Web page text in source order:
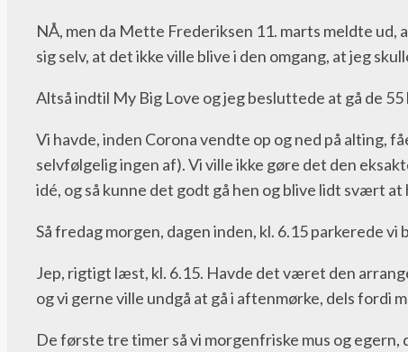
NÅ, men da Mette Frederiksen 11. marts meldte
sig selv, at det ikke ville blive i den omgang, at jeg
Altså indtil My Big Love og jeg besluttede at gå de 55
Vi havde, inden Corona vendte op og ned på alting,
selvfølgelig ingen af). Vi ville ikke gøre det den
idé, og så kunne det godt gå hen og blive lidt svært at
Så fredag morgen, dagen inden, kl. 6.15 parkerede
Jep, rigtigt læst, kl. 6.15. Havde det været den
og vi gerne ville undgå at gå i aftenmørke, dels
De første tre timer så vi morgenfriske mus og